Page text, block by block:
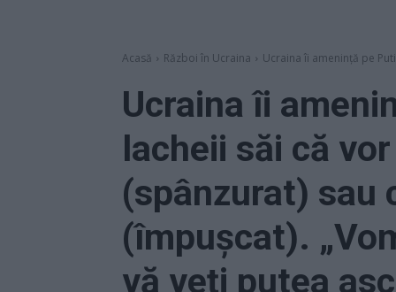
Acasă Război în Ucraina Ucraina îi amenință pe
Ucraina îi
lacheii săi că
(spânzurat) sau
(împușcat).
vă veți putea